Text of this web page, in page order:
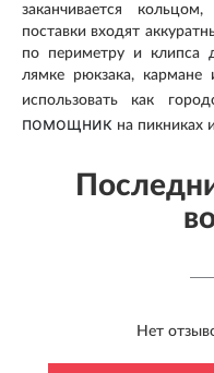
заканчивается
поставки входят
по периметру и клипса
лямке рюкзака,
использовать как
помощник на пикниках
Нет